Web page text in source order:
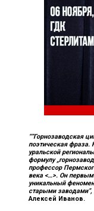
“”Горнозаводская
поэтическая фраза.
уральской
формулу
профессор
века <…>. Он первым
уникальный
старыми заводами”,
Алексей Иванов.